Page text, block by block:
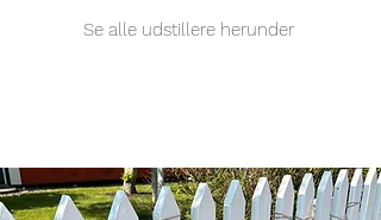
Se alle udstillere herunder